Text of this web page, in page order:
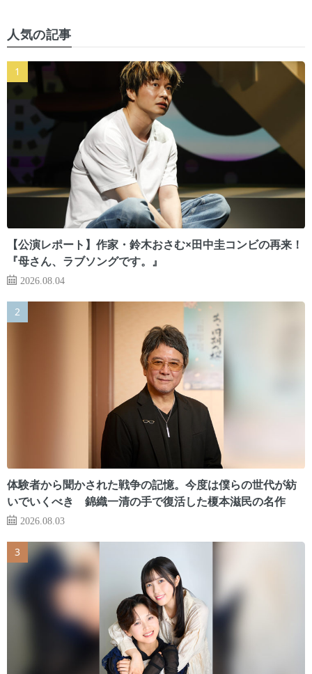
人気の記事
【公演レポート】作家・鈴木おさむ×田中圭コンビの再来！
『母さん、ラブソングです。』
2026.08.04
体験者から聞かされた戦争の記憶。今度は僕らの世代が紡
いでいくべき 錦織一清の手で復活した榎本滋民の名作
2026.08.03